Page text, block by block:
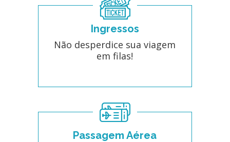
Ingressos
Não desperdice sua viagem
em filas!
Passagem Aérea